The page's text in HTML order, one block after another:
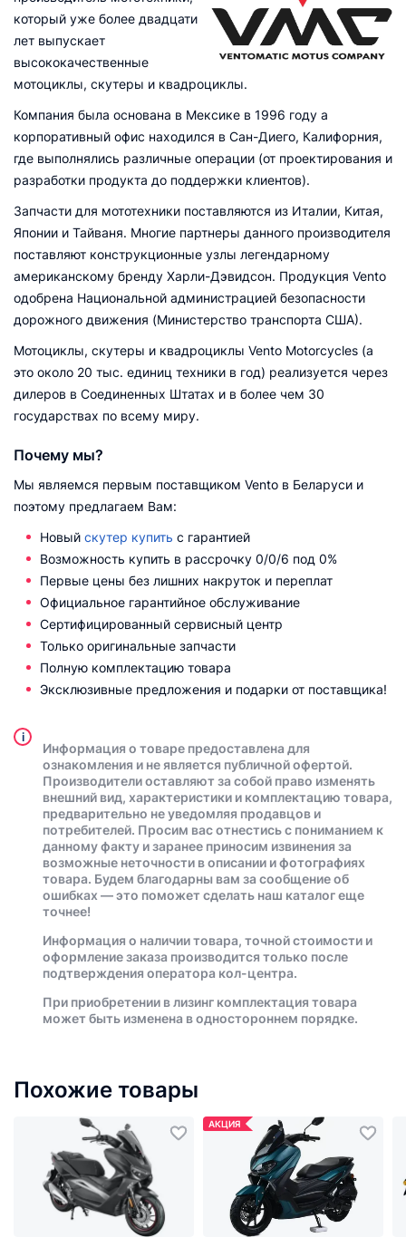
который уже более двадцати
лет выпускает
высококачественные
мотоциклы, скутеры и квадроциклы.
Компания была основана в Мексике в 1996 году а
корпоративный офис находился в Сан-Диего, Калифорния,
где выполнялись различные операции (от проектирования и
разработки продукта до поддержки клиентов).
Запчасти для мототехники поставляются из Италии, Китая,
Японии и Тайваня. Многие партнеры данного производителя
поставляют конструкционные узлы легендарному
американскому бренду Харли-Дэвидсон. Продукция Vento
одобрена Национальной администрацией безопасности
дорожного движения (Министерство транспорта США).
Мотоциклы, скутеры и квадроциклы Vento Motorcycles (а
это около 20 тыс. единиц техники в год) реализуется через
дилеров в Соединенных Штатах и в более чем 30
государствах по всему миру.
Почему мы?
Мы являемся первым поставщиком Vento в Беларуси и
поэтому предлагаем Вам:
Новый cкутер купить с гарантией
Возможность купить в рассрочку 0/0/6 под 0%
Первые цены без лишних накруток и переплат
Официальное гарантийное обслуживание
Сертифицированный сервисный центр
Только оригинальные запчасти
Полную комплектацию товара
Эксклюзивные предложения и подарки от поставщика!
i
Информация о товаре предоставлена для
ознакомления и не является публичной офертой.
Производители оставляют за собой право изменять
внешний вид, характеристики и комплектацию товара,
предварительно не уведомляя продавцов и
потребителей. Просим вас отнестись с пониманием к
данному факту и заранее приносим извинения за
возможные неточности в описании и фотографиях
товара. Будем благодарны вам за сообщение об
ошибках — это поможет сделать наш каталог еще
точнее!
Информация о наличии товара, точной стоимости и
оформление заказа производится только после
подтверждения оператора кол-центра.
При приобретении в лизинг комплектация товара
может быть изменена в одностороннем порядке.
Похожие товары
АКЦИЯ